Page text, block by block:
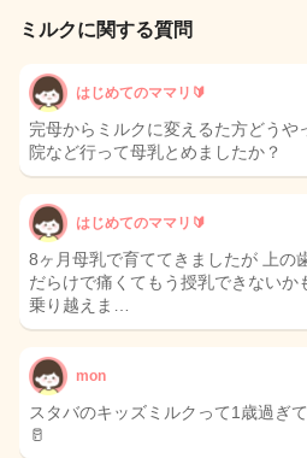
ミルクに関する質問
はじめてのママリ🔰
完母からミルクに変えるた方どうや
院など行って母乳とめましたか？
はじめてのママリ🔰
8ヶ月母乳で育ててきましたが 上の
だらけで痛くてもう授乳できないか
乗り越えま…
mon
スタバのキッズミルクって1歳過ぎ
🥛